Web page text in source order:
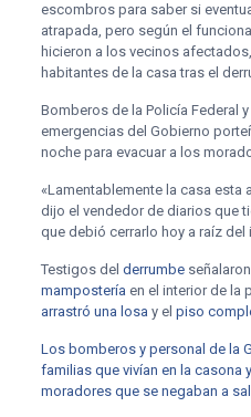
escombros para saber si
atrapada, pero según el
hicieron a los vecinos
habitantes de la casa tras el
Bomberos de la Policía Federal
emergencias del Gobierno
noche para evacuar a los
«Lamentablemente la casa esta
dijo el vendedor de diarios que
que debió cerrarlo hoy a raíz del
Testigos del derrumbe
mampostería en el interior de la
arrastró una losa y el piso
Los bomberos y personal de la
familias que vivían en la casona
moradores que se negaban a